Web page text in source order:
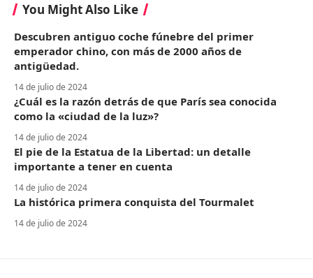
You Might Also Like
Descubren antiguo coche fúnebre del primer
emperador chino, con más de 2000 años de
antigüedad.
14 de julio de 2024
¿Cuál es la razón detrás de que París sea conocida
como la «ciudad de la luz»?
14 de julio de 2024
El pie de la Estatua de la Libertad: un detalle
importante a tener en cuenta
14 de julio de 2024
La histórica primera conquista del Tourmalet
14 de julio de 2024